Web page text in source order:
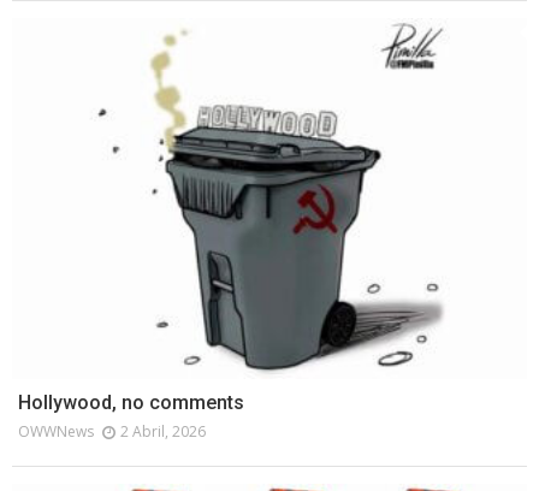
Hollywood, no comments
OWWNews 2 Abril, 2026